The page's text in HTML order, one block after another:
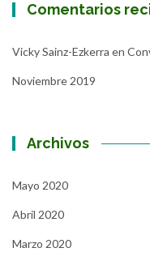
Comentarios
Vicky Sainz-Ezkerra en
Noviembre 2019
Archivos
Mayo 2020
Abril 2020
Marzo 2020